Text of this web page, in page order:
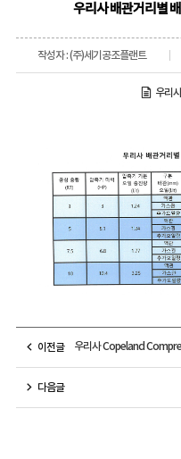
우리사 배관거리별
작성자 : (주)세기공조플랜트
우리
이전글 우리사 Copeland
다음글